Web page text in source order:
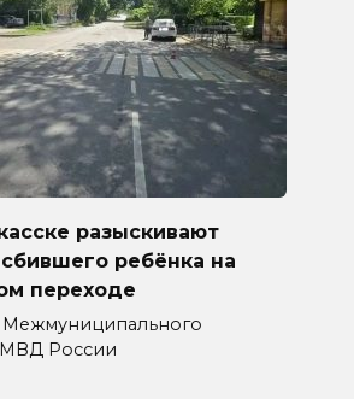
разыскивают
ребёнка на
переходе
России